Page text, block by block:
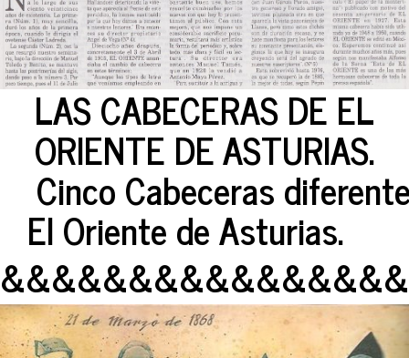
LAS CABECERAS DE EL
ORIENTE DE ASTURIAS.
Cinco Cabeceras
El Oriente de Asturias.